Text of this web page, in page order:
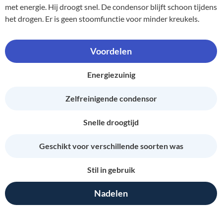
met energie. Hij droogt snel. De condensor blijft schoon tijdens
het drogen. Er is geen stoomfunctie voor minder kreukels.
Voordelen
Energiezuinig
Zelfreinigende condensor
Snelle droogtijd
Geschikt voor verschillende soorten was
Stil in gebruik
Nadelen